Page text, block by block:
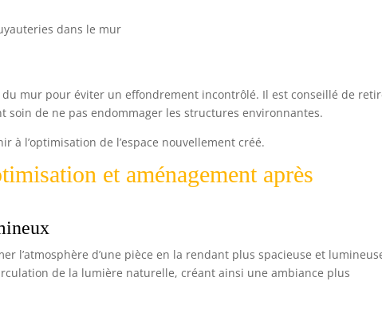
dans le mur
mur pour éviter un effondrement incontrôlé. Il est conseillé de
soin de ne pas endommager les structures environnantes.
à l’optimisation de l’espace nouvellement créé.
et aménagement après
l’atmosphère d’une pièce en la rendant plus spacieuse et
de la lumière naturelle, créant ainsi une ambiance plus